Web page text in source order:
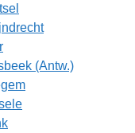
(Antw.)